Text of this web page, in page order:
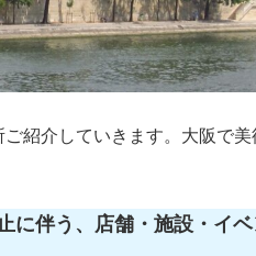
紹介していきます。大阪で
伴う、店舗・施設・イ